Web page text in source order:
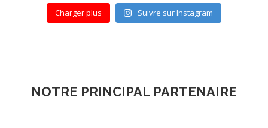
Charger plus Suivre sur Instagram
NOTRE PRINCIPAL PARTENAIRE